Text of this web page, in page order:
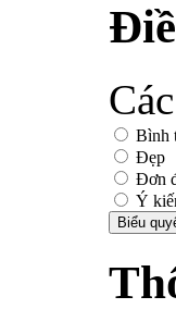
Bình
Đẹp
Đơn
Ý